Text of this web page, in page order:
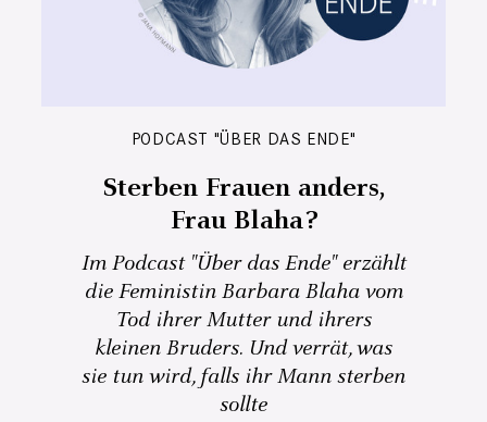
PODCAST "ÜBER DAS ENDE"
Sterben Frauen anders,
Frau Blaha?
Im Podcast "Über das Ende" erzählt
die Feministin Barbara Blaha vom
Tod ihrer Mutter und ihrers
kleinen Bruders. Und verrät, was
sie tun wird, falls ihr Mann sterben
sollte